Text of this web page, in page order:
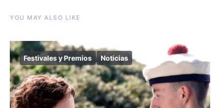
YOU MAY ALSO LIKE
Festivales y Premios Noticias